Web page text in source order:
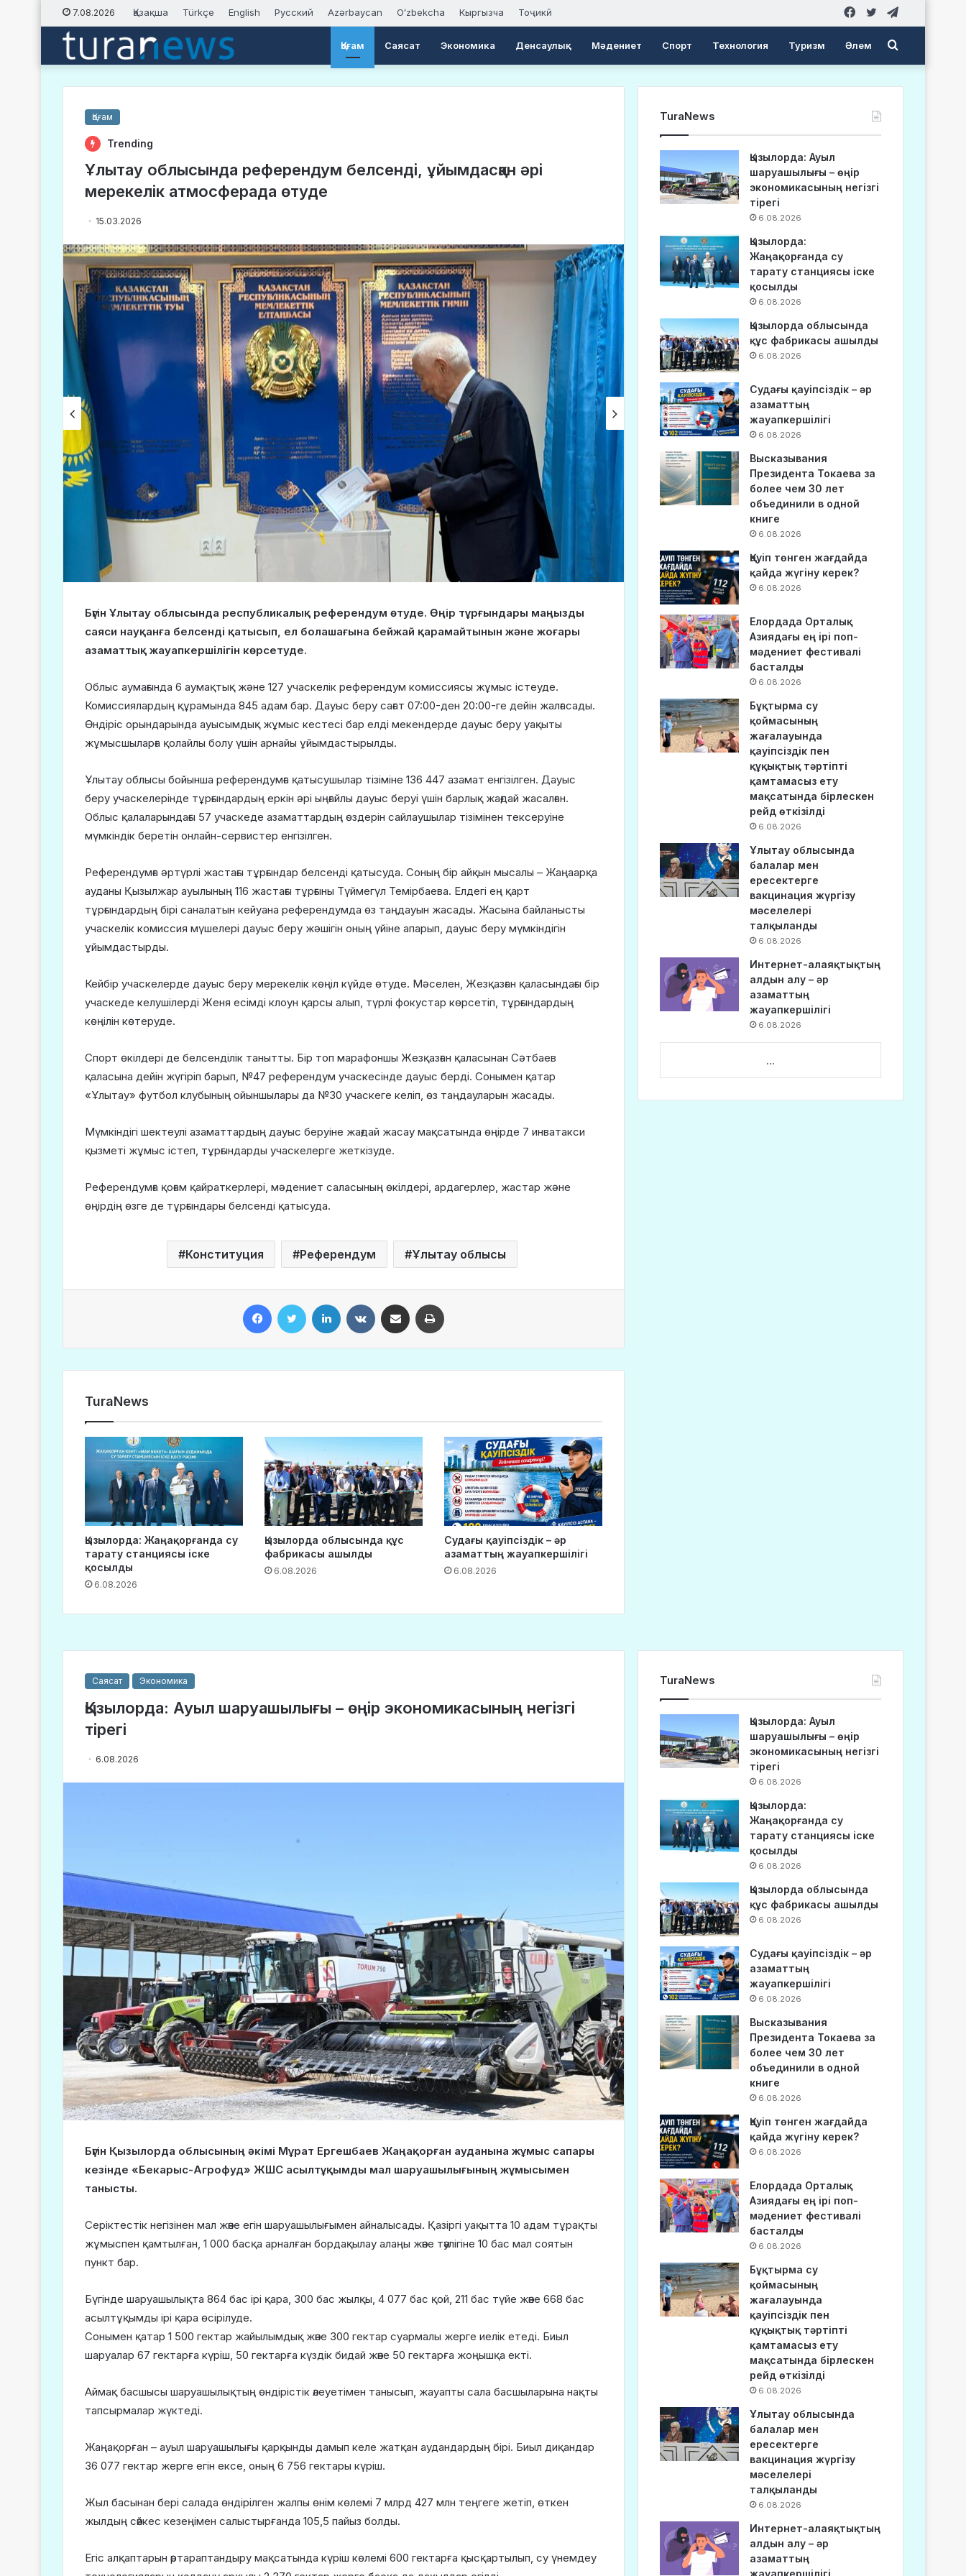
7.08.2026 Қазақша Türkçe English Русский Azərbaycan Oʻzbekcha Кыргызча Тоҷикӣ Twitter
Facebook
Қоғам Саясат Экономика Денсаулық Мәдениет Спорт Технология Туризм Әлем Search
for
Қоғам
Trending
Ұлытау облысында референдум белсенді, ұйымдасқан әрі
мерекелік атмосферада өтуде
15.03.2026
Бүгін Ұлытау облысында республикалық референдум өтуде. Өңір тұрғындары маңызды
саяси науқанға белсенді қатысып, ел болашағына бейжай қарамайтынын және жоғары
азаматтық жауапкершілігін көрсетуде.
Облыс аумағында 6 аумақтық және 127 учаскелік референдум комиссиясы жұмыс істеуде.
Комиссиялардың құрамында 845 адам бар. Дауыс беру сағат 07:00-ден 20:00-ге дейін жалғасады.
Өндіріс орындарында ауысымдық жұмыс кестесі бар елді мекендерде дауыс беру уақыты
жұмысшыларға қолайлы болу үшін арнайы ұйымдастырылды.
Ұлытау облысы бойынша референдумға қатысушылар тізіміне 136 447 азамат енгізілген. Дауыс
беру учаскелерінде тұрғындардың еркін әрі ыңғайлы дауыс беруі үшін барлық жағдай жасалған.
Облыс қалаларындағы 57 учаскеде азаматтардың өздерін сайлаушылар тізімінен тексеруіне
мүмкіндік беретін онлайн-сервистер енгізілген.
Референдумға әртүрлі жастағы тұрғындар белсенді қатысуда. Соның бір айқын мысалы – Жаңаарқа
ауданы Қызылжар ауылының 116 жастағы тұрғыны Түймегүл Темірбаева. Елдегі ең қарт
тұрғындардың бірі саналатын кейуана референдумда өз таңдауын жасады. Жасына байланысты
учаскелік комиссия мүшелері дауыс беру жәшігін оның үйіне апарып, дауыс беру мүмкіндігін
ұйымдастырды.
Кейбір учаскелерде дауыс беру мерекелік көңіл күйде өтуде. Мәселен, Жезқазған қаласындағы бір
учаскеде келушілерді Женя есімді клоун қарсы алып, түрлі фокустар көрсетіп, тұрғындардың
көңілін көтеруде.
Спорт өкілдері де белсенділік танытты. Бір топ марафоншы Жезқазған қаласынан Сәтбаев
қаласына дейін жүгіріп барып, №47 референдум учаскесінде дауыс берді. Сонымен қатар
«Ұлытау» футбол клубының ойыншылары да №30 учаскеге келіп, өз таңдауларын жасады.
Мүмкіндігі шектеулі азаматтардың дауыс беруіне жағдай жасау мақсатында өңірде 7 инватакси
қызметі жұмыс істеп, тұрғындарды учаскелерге жеткізуде.
Референдумға қоғам қайраткерлері, мәдениет саласының өкілдері, ардагерлер, жастар және
өңірдің өзге де тұрғындары белсенді қатысуда.
Конституция Референдум Ұлытау облысы
TuraNews
Қызылорда: Жаңақорғанда су
тарату станциясы іске
қосылды
6.08.2026
Қызылорда облысында құс
фабрикасы ашылды
6.08.2026
Судағы қауіпсіздік – әр
азаматтың жауапкершілігі
6.08.2026
TuraNews
Қызылорда: Ауыл
шаруашылығы – өңір
экономикасының негізгі
тірегі
6.08.2026
Қызылорда:
Жаңақорғанда су
тарату станциясы іске
қосылды
6.08.2026
Қызылорда облысында
құс фабрикасы ашылды
6.08.2026
Судағы қауіпсіздік – әр
азаматтың
жауапкершілігі
6.08.2026
Высказывания
Президента Токаева за
более чем 30 лет
объединили в одной
книге
6.08.2026
Қауіп төнген жағдайда
қайда жүгіну керек?
6.08.2026
Елордада Орталық
Азиядағы ең ірі поп-
мәдениет фестивалі
басталды
6.08.2026
Бұқтырма су
қоймасының
жағалауында
қауіпсіздік пен
құқықтық тәртіпті
қамтамасыз ету
мақсатында бірлескен
рейд өткізілді
6.08.2026
Ұлытау облысында
балалар мен
ересектерге
вакцинация жүргізу
мәселелері
талқыланды
6.08.2026
Интернет-алаяқтықтың
алдын алу – әр
азаматтың
жауапкершілігі
6.08.2026
...